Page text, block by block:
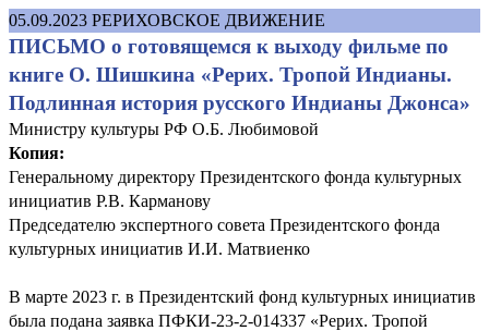
05.09.2023 РЕРИХОВСКОЕ ДВИЖЕНИЕ
ПИСЬМО о готовящемся к выходу фильме по
книге О. Шишкина «Рерих. Тропой Индианы.
Подлинная история русского Индианы Джонса»
Министру культуры РФ О.Б. Любимовой
Копия:
Генеральному директору Президентского фонда культурных
инициатив Р.В. Карманову
Председателю экспертного совета Президентского фонда
культурных инициатив И.И. Матвиенко
В марте 2023 г. в Президентский фонд культурных инициатив
была подана заявка ПФКИ-23-2-014337 «Рерих. Тропой